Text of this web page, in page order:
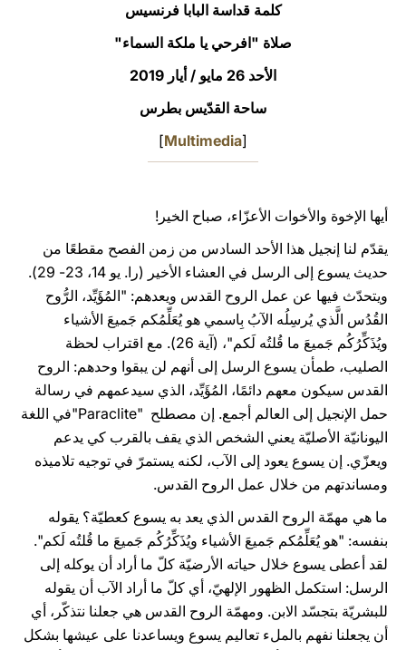
中文
كلمة قداسة البابا فرنسيس
صلاة "افرحي يا ملكة السماء"
الأحد 26 مايو / أيار 2019
ساحة القدّيس بطرس
[
Multimedia
]
أيها الإخوة والأخوات الأعزّاء، صباح الخير!
يقدّم لنا إنجيل هذا الأحد السادس من زمن الفصح مقطعًا من
حديث يسوع إلى الرسل في العشاء الأخير (را. يو 14، 23- 29).
ويتحدّث فيها عن عمل الروح القدس ويعدهم: "المُؤَيِّد، الرُّوح
القُدُس الَّذي يُرسِلُه الآبُ بِاسمي هو يُعَلِّمُكم جَميعَ الأشياء
ويُذَكِّرُكُم جَميعَ ما قُلتُه لَكم"، (آية 26). مع اقتراب لحظة
الصليب، طمأن يسوع الرسل إلى أنهم لن يبقوا وحدهم: الروح
القدس سيكون معهم دائمًا، المُؤَيِّد، الذي سيدعمهم في رسالة
حمل الإنجيل إلى العالم أجمع. إن مصطلح "Paraclite"في اللغة
اليونانيّة الأصليّة يعني الشخص الذي يقف بالقرب كي يدعم
ويعزّي. إن يسوع يعود إلى الآب، لكنه يستمرّ في توجيه تلاميذه
ومساندتهم من خلال عمل الروح القدس.
ما هي مهمّة الروح القدس الذي يعد به يسوع كعطيّة؟ يقوله
بنفسه: "هو يُعَلِّمُكم جَميعَ الأشياء ويُذَكِّرُكُم جَميعَ ما قُلتُه لَكم".
لقد أعطى يسوع خلال حياته الأرضيّة كلّ ما أراد أن يوكله إلى
الرسل: استكمل الظهور الإلهيّ، أي كلّ ما أراد الآب أن يقوله
للبشريّة بتجسّد الابن. ومهمّة الروح القدس هي جعلنا نتذكّر، أي
أن يجعلنا نفهم بالملء تعاليم يسوع ويساعدنا على عيشها بشكل